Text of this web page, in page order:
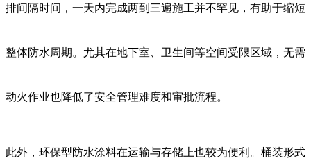
排间隔时间，一天内完成两到三遍施工并不罕见，有助于缩短
整体防水周期。尤其在地下室、卫生间等空间受限区域，无需
动火作业也降低了安全管理难度和审批流程。
此外，环保型防水涂料在运输与存储上也较为便利。桶装形式